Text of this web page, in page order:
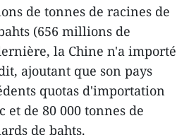
de tonnes de racines de
(656 millions de
la Chine n'a importé
ajoutant que son pays
quotas d'importation
et de 80 000 tonnes de
de bahts.